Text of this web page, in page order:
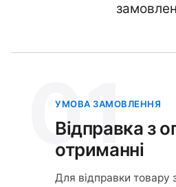
01
УМОВА ЗАМОВЛЕННЯ
Відправка з
отриманні
Для відправки товару